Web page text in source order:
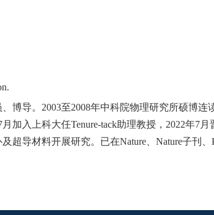
、博导。 2003至2008年中科院物理研究所硕博连
月加入上科大任Tenure-tack助理教授，2022年7月
超导材料开展研究。已在Nature Nature子刊、